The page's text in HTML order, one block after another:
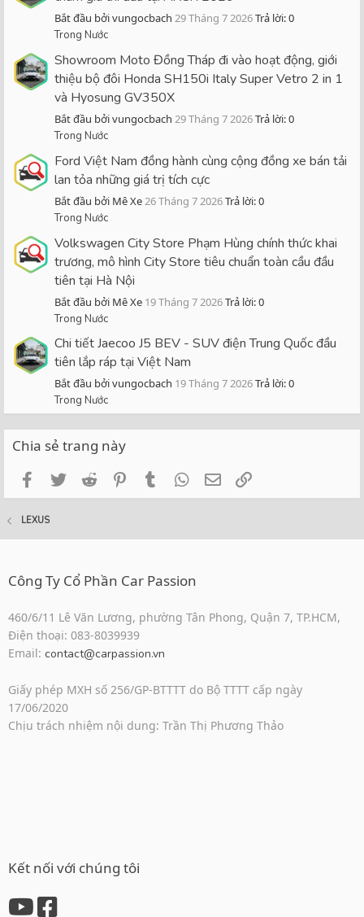
Bắt đầu bởi vungocbach 29 Tháng 7 2026Trả lời: 0
Trong Nước
Showroom Moto Đồng Tháp đi vào hoạt động, giới
thiệu bộ đôi Honda SH150i Italy Super Vetro 2 in 1
và Hyosung GV350X
Bắt đầu bởi vungocbach 29 Tháng 7 2026Trả lời: 0
Trong Nước
Ford Việt Nam đồng hành cùng cộng đồng xe bán tải
lan tỏa những giá trị tích cực
Bắt đầu bởi Mê Xe26 Tháng 7 2026Trả lời: 0
Trong Nước
Volkswagen City Store Phạm Hùng chính thức khai
trương, mô hình City Store tiêu chuẩn toàn cầu đầu
tiên tại Hà Nội
Bắt đầu bởi Mê Xe 19 Tháng 7 2026Trả lời: 0
Trong Nước
Chi tiết Jaecoo J5 BEV - SUV điện Trung Quốc đầu
tiên lắp ráp tại Việt Nam
Bắt đầu bởi vungocbach 19 Tháng 7 2026Trả lời: 0
Trong Nước
Chia sẻ trang này
FacebookTwitterReddit PinterestTumblrWhatsApp
Email
LEXUS
Công Ty Cổ Phần Car Passion
460/6/11 Lê Văn Lương, phường Tân Phong, Quận 7, TP.HCM,
Điện thoại: 083-8039939
Email: contact@carpassion.vn
Giấy phép MXH số 256/GP-BTTTT do Bộ TTTT cấp ngày
17/06/2020
Chịu trách nhiệm nội dung: Trần Thị Phương Thảo
Kết nối với chúng tôi